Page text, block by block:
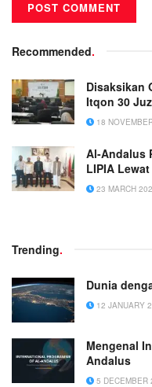
Recommended.
Disaksikan
Itqon 30
18
Al-Andalus
LIPIA
23 MARCH
Trending.
Dunia
12 JANUARY
Mengenal
Andalus
5 DECEMBER